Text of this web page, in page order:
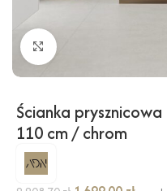
Kliknij, aby powiększyć
Ścianka
110 cm / chrom